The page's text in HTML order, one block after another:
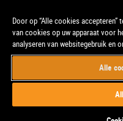
© Vue. Alle rechten
Door op “Alle cookies
van cookies op uw apparaat voor
analyseren van websitegebruik en
Alle